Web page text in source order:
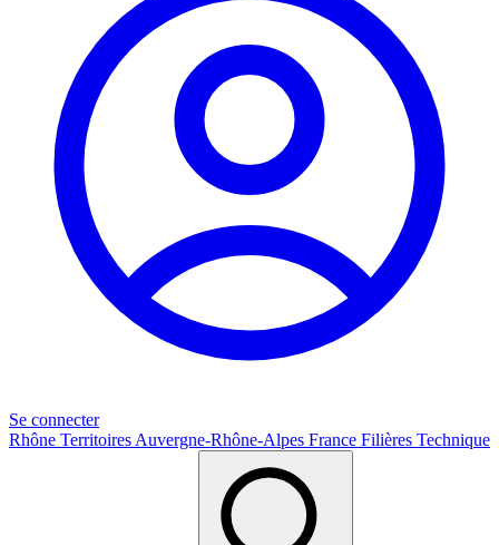
Se connecter
Rhône Territoires Auvergne-Rhône-Alpes France Filières Technique